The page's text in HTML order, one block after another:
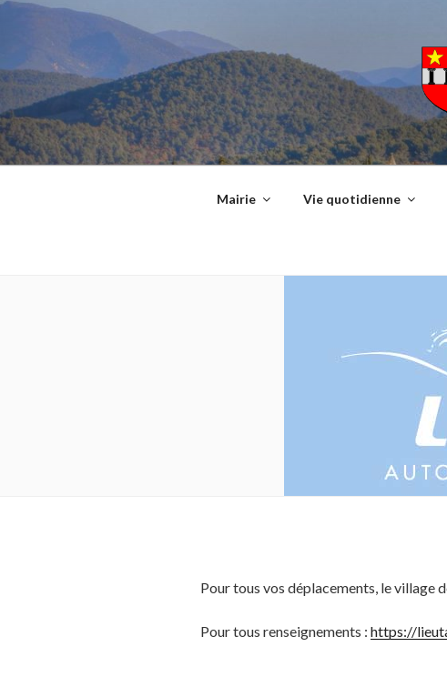
Aller
principal
Mairie Vie quotidienne
Pour tous vos déplacements, le village
Pour tous renseignements : https://